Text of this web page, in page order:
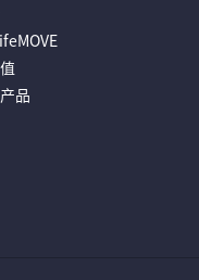
新服务安排。如有任何强
品